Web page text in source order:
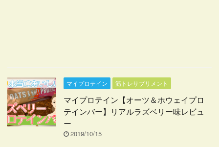
マイプロテイン 筋トレサプリメント
マイプロテイン【オーツ＆ホウェイプロ
テインバー】リアルラズベリー味レビュ
ー
2019/10/15